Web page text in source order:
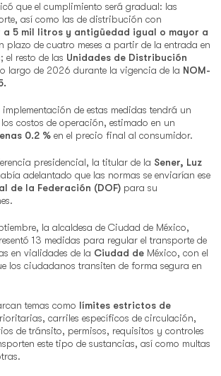
que el cumplimiento será gradual: las
así como las de distribución con
5 mil litros y antigüedad igual o mayor a
plazo de cuatro meses a partir de la entrada en
el resto de las Unidades de Distribución
largo de 2026 durante la vigencia de la NOM-
de estas medidas tendrá un
costos de operación, estimado en un
0.2 % en el precio final al consumidor.
presidencial, la titular de la Sener, Luz
adelantado que las normas se enviarían ese
de la Federación (DOF) para su
la alcaldesa de Ciudad de México,
13 medidas para regular el transporte de
en vialidades de la Ciudad de México, con el
los ciudadanos transiten de forma segura en
temas como límites estrictos de
carriles específicos de circulación,
de tránsito, permisos, requisitos y controles
este tipo de sustancias, así como multas